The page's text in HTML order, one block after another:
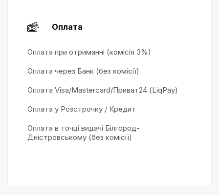
Оплата
Оплата при отриманні (комісія 3%)
Оплата через Банк (без комісії)
Оплата Visa/Mastercard/Приват24 (LiqPay)
Оплата у Розстрочку / Кредит
Оплата в точці видачі Білгород-
Дністровському (без комісії)